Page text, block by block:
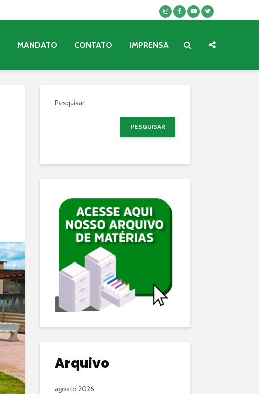
MANDATO CONTATO IMPRENSA
Pesquisar
PESQUISAR
Arquivo
agosto 2026